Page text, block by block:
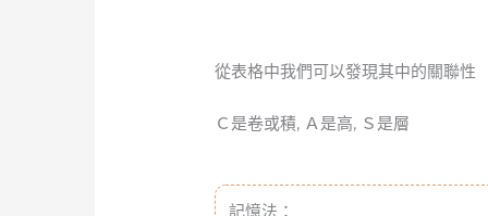
從表格中我們可以發現其中的關聯性
Ｃ是卷或積, Ａ是高, Ｓ是層
記憶法：